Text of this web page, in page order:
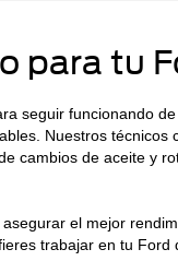
para tu
seguir funcionando
Nuestros técnicos
cambios de aceite y
el mejor
trabajar en tu Ford